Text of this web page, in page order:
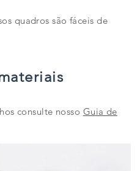
quadros são fáceis de
consulte nosso Guia de